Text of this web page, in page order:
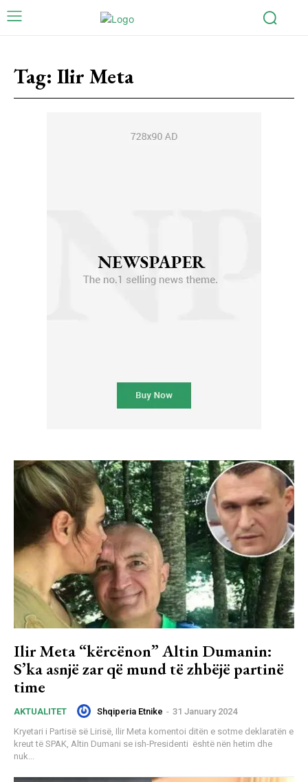
Tag: Ilir Meta
Ilir Meta “kërcënon” Altin Dumanin:
S’ka asnjë zar që mund të zhbëjë partinë
time
AKTUALITET Shqiperia Etnike - 31 January 2024
Kryetari i Partisë së Lirisë, Ilir Meta komentoi ditën e sotme deklaratën e
kreut të SPAK, Altin Dumani se ish-Presidenti është nën hetim dhe
nuk...